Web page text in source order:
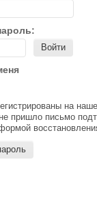
Войти
на
пришло письмо